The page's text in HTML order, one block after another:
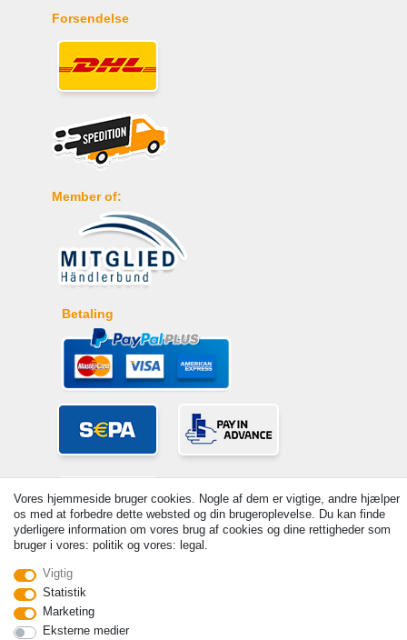
Forsendelse
Member of:
Betaling
VAT Basic prices see article detail | * Applies to deliveries to the UK!
Withdraw from contract here
Vores hjemmeside bruger cookies. Nogle af dem er vigtige, andre hjælper
os med at forbedre dette websted og din brugeroplevelse. Du kan finde
yderligere information om vores brug af cookies og dine rettigheder som
bruger i vores: politik og vores: legal.
Vigtig
Statistik
Marketing
Eksterne medier